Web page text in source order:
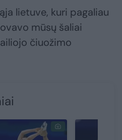
lietuve, kuri pagaliau
mūsų šaliai
čiuožimo